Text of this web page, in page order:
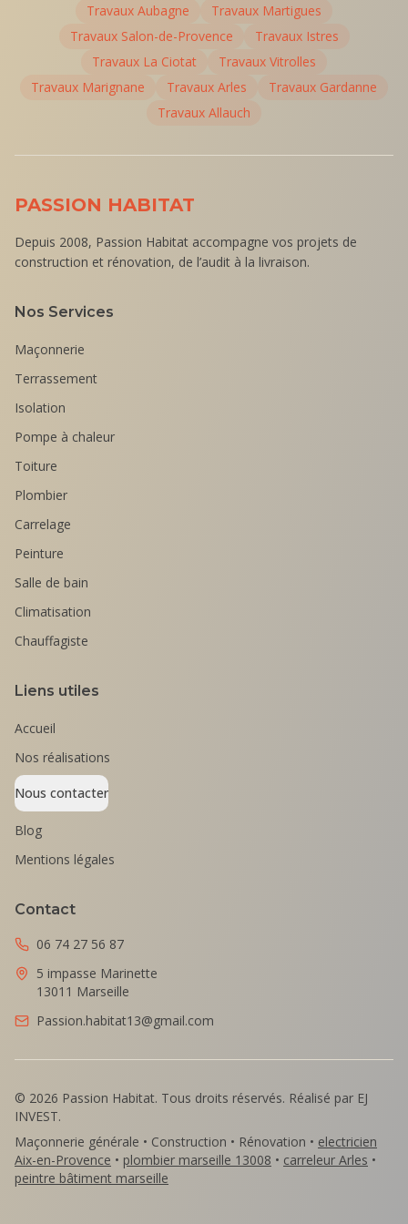
Travaux Aubagne Travaux Martigues
Travaux Salon-de-Provence Travaux Istres
Travaux La Ciotat Travaux Vitrolles
Travaux Marignane Travaux Arles Travaux Gardanne
Travaux Allauch
PASSION HABITAT
Depuis 2008, Passion Habitat accompagne vos projets de
construction et rénovation, de l’audit à la livraison.
Nos Services
Maçonnerie
Terrassement
Isolation
Pompe à chaleur
Toiture
Plombier
Carrelage
Peinture
Salle de bain
Climatisation
Chauffagiste
Liens utiles
Accueil
Nos réalisations
Nous contacter
Blog
Mentions légales
Contact
06 74 27 56 87
5 impasse Marinette
13011 Marseille
Passion.habitat13@gmail.com
© 2026 Passion Habitat. Tous droits réservés. Réalisé par EJ
INVEST.
Maçonnerie générale • Construction • Rénovation • electricien
Aix-en-Provence • plombier marseille 13008 • carreleur Arles •
peintre bâtiment marseille